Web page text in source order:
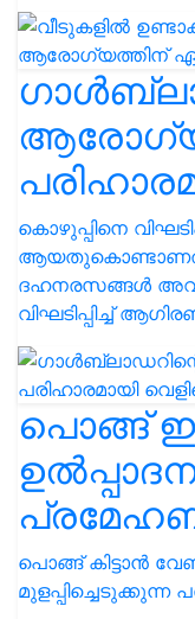
കൊഴുപ്പിനെ
ആയതുകൊണ്ടാണത്.
ദഹനരസങ്ങൾ
വിഘടിപ്പിച്ച്
പൊങ്ങ്
പൊങ്ങ് കിട്ടാൻ
മുളപ്പിച്ചെടുക്കുന്ന